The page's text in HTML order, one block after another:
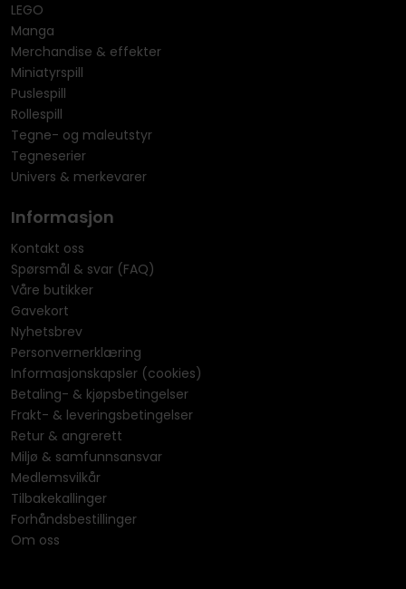
LEGO
Manga
Merchandise & effekter
Miniatyrspill
Puslespill
Rollespill
Tegne- og maleutstyr
Tegneserier
Univers & merkevarer
Informasjon
Kontakt oss
Spørsmål & svar (FAQ)
Våre butikker
Gavekort
Nyhetsbrev
Personvernerklæring
Informasjonskapsler (cookies)
Betaling- & kjøpsbetingelser
Frakt- & leveringsbetingelser
Retur & angrerett
Miljø & samfunnsansvar
Medlemsvilkår
Tilbakekallinger
Forhåndsbestillinger
Om oss